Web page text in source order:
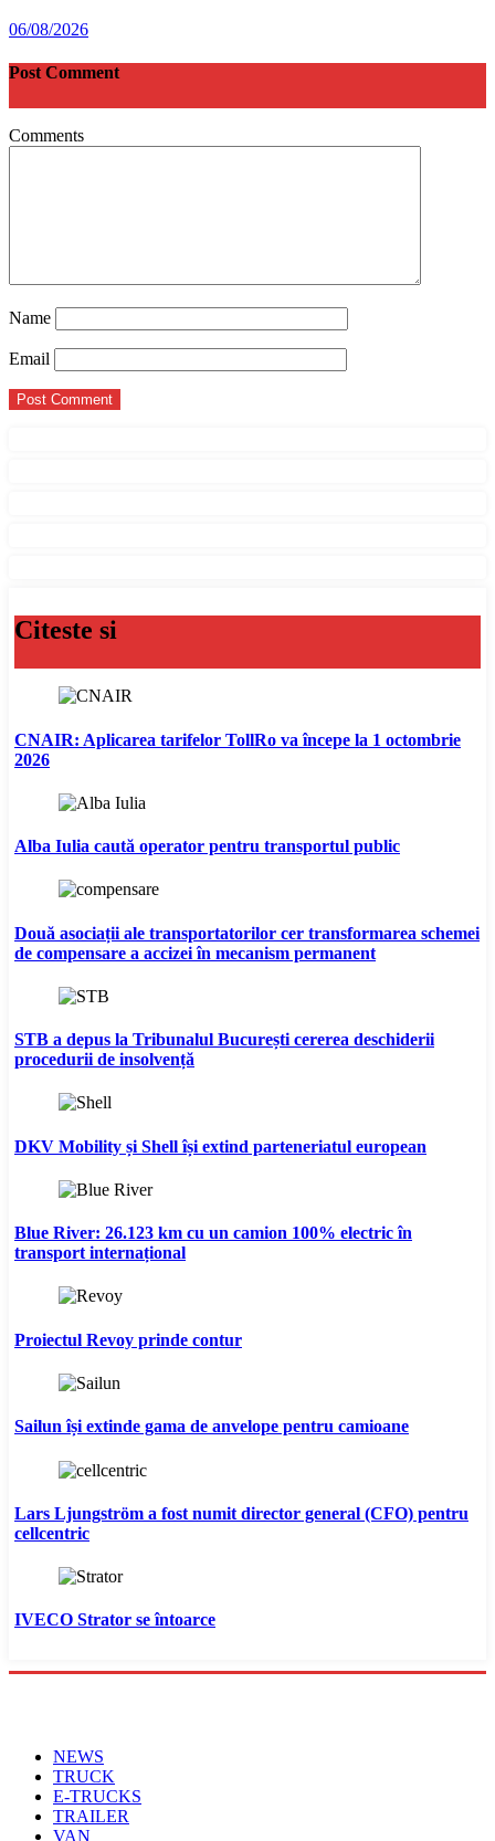
06/08/2026
Post Comment
Comments
Name
Email
Citeste si
CNAIR: Aplicarea tarifelor TollRo va începe la 1 octombrie
2026
Alba Iulia caută operator pentru transportul public
Două asociații ale transportatorilor cer transformarea schemei
de compensare a accizei în mecanism permanent
STB a depus la Tribunalul București cererea deschiderii
procedurii de insolvență
DKV Mobility și Shell își extind parteneriatul european
Blue River: 26.123 km cu un camion 100% electric în
transport internațional
Proiectul Revoy prinde contur
Sailun își extinde gama de anvelope pentru camioane
Lars Ljungström a fost numit director general (CFO) pentru
cellcentric
IVECO Strator se întoarce
NEWS
TRUCK
E-TRUCKS
TRAILER
VAN